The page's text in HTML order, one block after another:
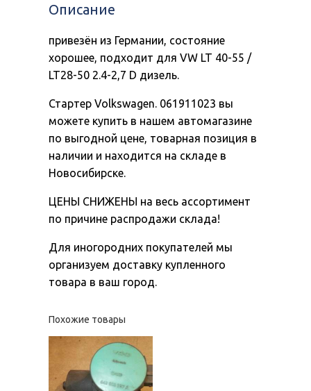
Описание
привезён из Германии, состояние
хорошее, подходит для VW LT 40-55 /
LT28-50 2.4-2,7 D дизель.
Стартер Volkswagen. 061911023 вы
можете купить в нашем автомагазине
по выгодной цене, товарная позиция в
наличии и находится на складе в
Новосибирске.
ЦЕНЫ СНИЖЕНЫ на весь ассортимент
по причине распродажи склада!
Для иногородних покупателей мы
организуем доставку купленного
товара в ваш город.
Похожие товары